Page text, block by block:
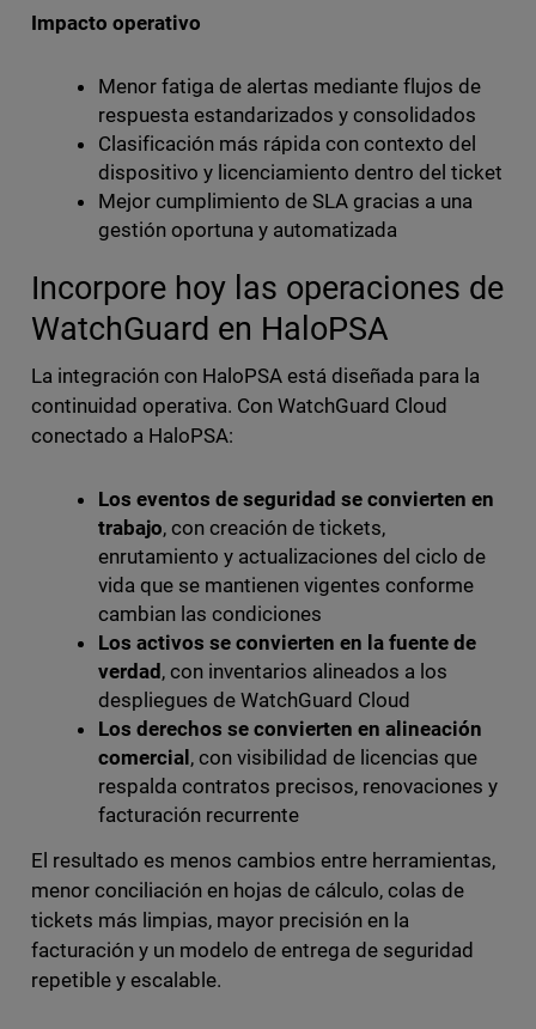
Impacto operativo
Menor fatiga de alertas mediante flujos de
respuesta estandarizados y consolidados
Clasificación más rápida con contexto del
dispositivo y licenciamiento dentro del ticket
Mejor cumplimiento de SLA gracias a una
gestión oportuna y automatizada
Incorpore hoy las operaciones de
WatchGuard en HaloPSA
La integración con HaloPSA está diseñada para la
continuidad operativa. Con WatchGuard Cloud
conectado a HaloPSA:
Los eventos de seguridad se convierten en
trabajo, con creación de tickets,
enrutamiento y actualizaciones del ciclo de
vida que se mantienen vigentes conforme
cambian las condiciones
Los activos se convierten en la fuente de
verdad, con inventarios alineados a los
despliegues de WatchGuard Cloud
Los derechos se convierten en alineación
comercial, con visibilidad de licencias que
respalda contratos precisos, renovaciones y
facturación recurrente
El resultado es menos cambios entre herramientas,
menor conciliación en hojas de cálculo, colas de
tickets más limpias, mayor precisión en la
facturación y un modelo de entrega de seguridad
repetible y escalable.